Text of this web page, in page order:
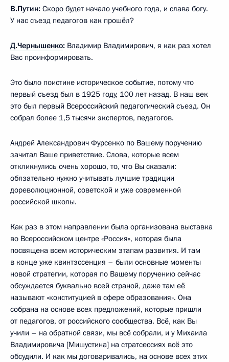
В.Путин: Скоро будет начало учебного года, и слава богу.
У нас съезд педагогов как прошёл?
Д.Чернышенко: Владимир Владимирович, я как раз хотел
Вас проинформировать.
Это было поистине историческое событие, потому что
первый съезд был в 1925 году, 100 лет назад. В наш век
это был первый Всероссийский педагогический съезд. Он
собрал более 1,5 тысячи экспертов, педагогов.
Андрей Александрович Фурсенко по Вашему поручению
зачитал Ваше приветствие. Слова, которые всем
откликнулись очень хорошо, то, что Вы сказали:
обязательно нужно учитывать лучшие традиции
дореволюционной, советской и уже современной
российской школы.
Как раз в этом направлении была организована выставка
во Всероссийском центре «Россия», которая была
посвящена всем историческим этапам развития. И там
в конце уже квинтэссенция – были основные моменты
новой стратегии, которая по Вашему поручению сейчас
обсуждается буквально всей страной, даже там её
называют «конституцией в сфере образования». Она
собрана на основе всех предложений, которые пришли
от педагогов, от российского сообщества. Всё, как Вы
учили – на обратной связи, мы всё собрали, и у Михаила
Владимировича [Мишустина] на стратсессиях всё это
обсудили. И как мы договаривались, на основе всех этих